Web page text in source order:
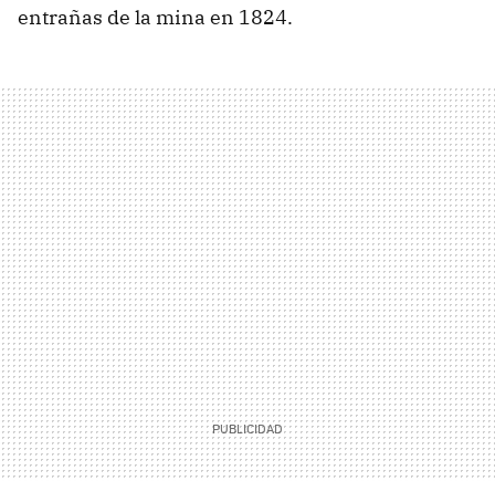
entrañas de la mina en 1824.